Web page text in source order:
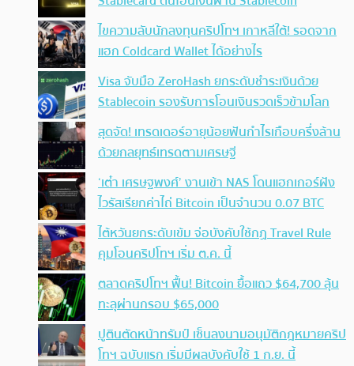
ไขความลับนักลงทุนคริปโทฯ เกาหลีใต้! รอดจาก
แฮก Coldcard Wallet ได้อย่างไร
Visa จับมือ ZeroHash ยกระดับชำระเงินด้วย
Stablecoin รองรับการโอนเงินรวดเร็วข้ามโลก
สุดจัด! เทรดเดอร์อายุน้อยฟันกำไรเกือบครึ่งล้าน
ด้วยกลยุทธ์เทรดตามเศรษฐี
‘เต๋า เศรษฐพงศ์’ งานเข้า NAS โดนแฮกเกอร์ฝัง
ไวรัสเรียกค่าไถ่ Bitcoin เป็นจำนวน 0.07 BTC
ไต้หวันยกระดับเข้ม จ่อบังคับใช้กฏ Travel Rule
คุมโอนคริปโทฯ เริ่ม ต.ค. นี้
ตลาดคริปโทฯ ฟื้น! Bitcoin ยื้อแถว $64,700 ลุ้น
ทะลุผ่านกรอบ $65,000
ปูตินตัดหน้าทรัมป์ เซ็นลงนามอนุมัติกฎหมายคริป
โทฯ ฉบับแรก เริ่มมีผลบังคับใช้ 1 ก.ย. นี้